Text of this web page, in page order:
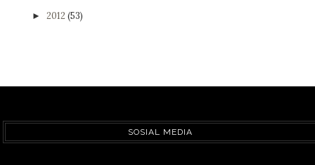
► 2012 (53)
SOSIAL MEDIA